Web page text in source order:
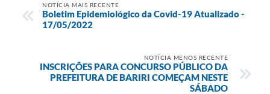
NOTÍCIA MAIS RECENTE
Boletim Epidemiológico da Covid-19 Atualizado -
17/05/2022
NOTÍCIA MENOS RECENTE
INSCRIÇÕES PARA CONCURSO PÚBLICO DA
PREFEITURA DE BARIRI COMEÇAM NESTE
SÁBADO